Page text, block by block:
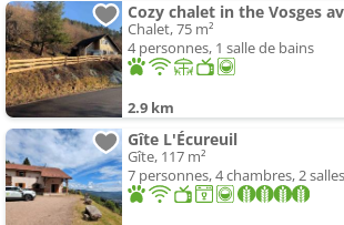
Cozy chalet in the Vosges
Chalet, 75 m²
4 personnes, 1 salle de bains
2.9 km
Gîte L'Écureuil
Gîte, 117 m²
7 personnes, 4 chambres, 2